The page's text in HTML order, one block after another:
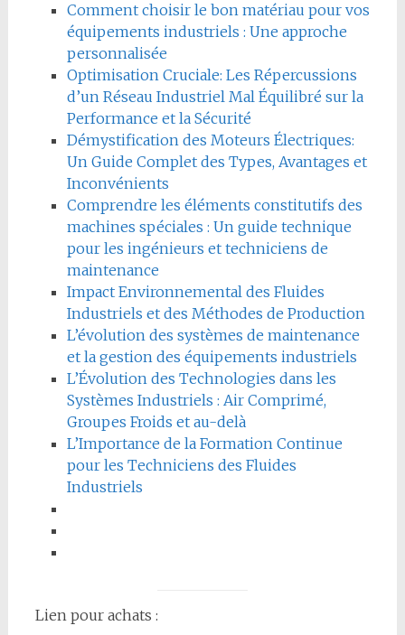
Comment choisir le bon matériau pour vos
équipements industriels : Une approche
personnalisée
Optimisation Cruciale: Les Répercussions
d’un Réseau Industriel Mal Équilibré sur la
Performance et la Sécurité
Démystification des Moteurs Électriques:
Un Guide Complet des Types, Avantages et
Inconvénients
Comprendre les éléments constitutifs des
machines spéciales : Un guide technique
pour les ingénieurs et techniciens de
maintenance
Impact Environnemental des Fluides
Industriels et des Méthodes de Production
L’évolution des systèmes de maintenance
et la gestion des équipements industriels
L’Évolution des Technologies dans les
Systèmes Industriels : Air Comprimé,
Groupes Froids et au-delà
L’Importance de la Formation Continue
pour les Techniciens des Fluides
Industriels
Lien pour achats :